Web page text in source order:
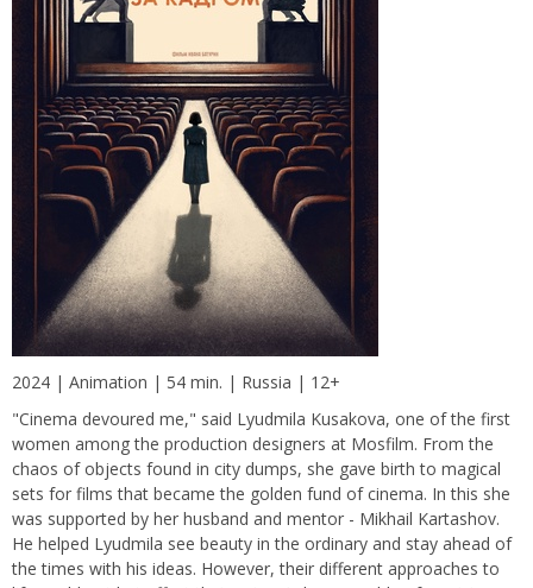
2024 | Animation | 54 min. | Russia | 12+
"Cinema devoured me," said Lyudmila Kusakova, one of the first
women among the production designers at Mosfilm. From the
chaos of objects found in city dumps, she gave birth to magical
sets for films that became the golden fund of cinema. In this she
was supported by her husband and mentor - Mikhail Kartashov.
He helped Lyudmila see beauty in the ordinary and stay ahead of
the times with his ideas. However, their different approaches to